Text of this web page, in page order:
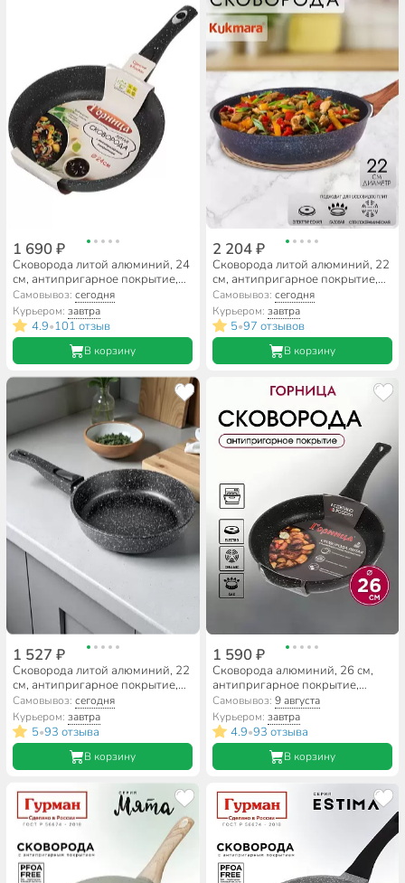
1 690 ₽
Сковорода литой алюминий, 24
см, антипригарное покрытие,
Горница, Гранит, съемная ручка,
с2453аг
Самовывоз:сегодня
Курьером:завтра
4.9•101 отзыв
В корзину
2 204 ₽
Сковорода литой алюминий, 22
см, антипригарное покрытие,
Kukmara, Granit Ultra, синяя,
сгг220а
Самовывоз: сегодня
Курьером: завтра
5•97 отзывов
В корзину
1 527 ₽
Сковорода литой алюминий, 22
см, антипригарное покрытие,
Горница, Гранит, съемная ручка,
с2253аг
Самовывоз:сегодня
Курьером:завтра
5•93 отзыва
В корзину
1 590 ₽
Сковорода алюминий, 26 см,
антипригарное покрытие,
Горница, Гранит, с261аг
Самовывоз: 9 августа
Курьером: завтра
4.9•93 отзыва
В корзину